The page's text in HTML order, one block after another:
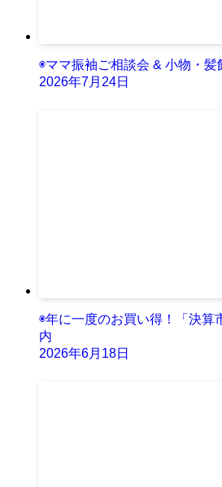
◉ママ振袖ご相談会 & 小物・髪
2026年7月24日
◉年に一度のお買い得！「決算
内
2026年6月18日